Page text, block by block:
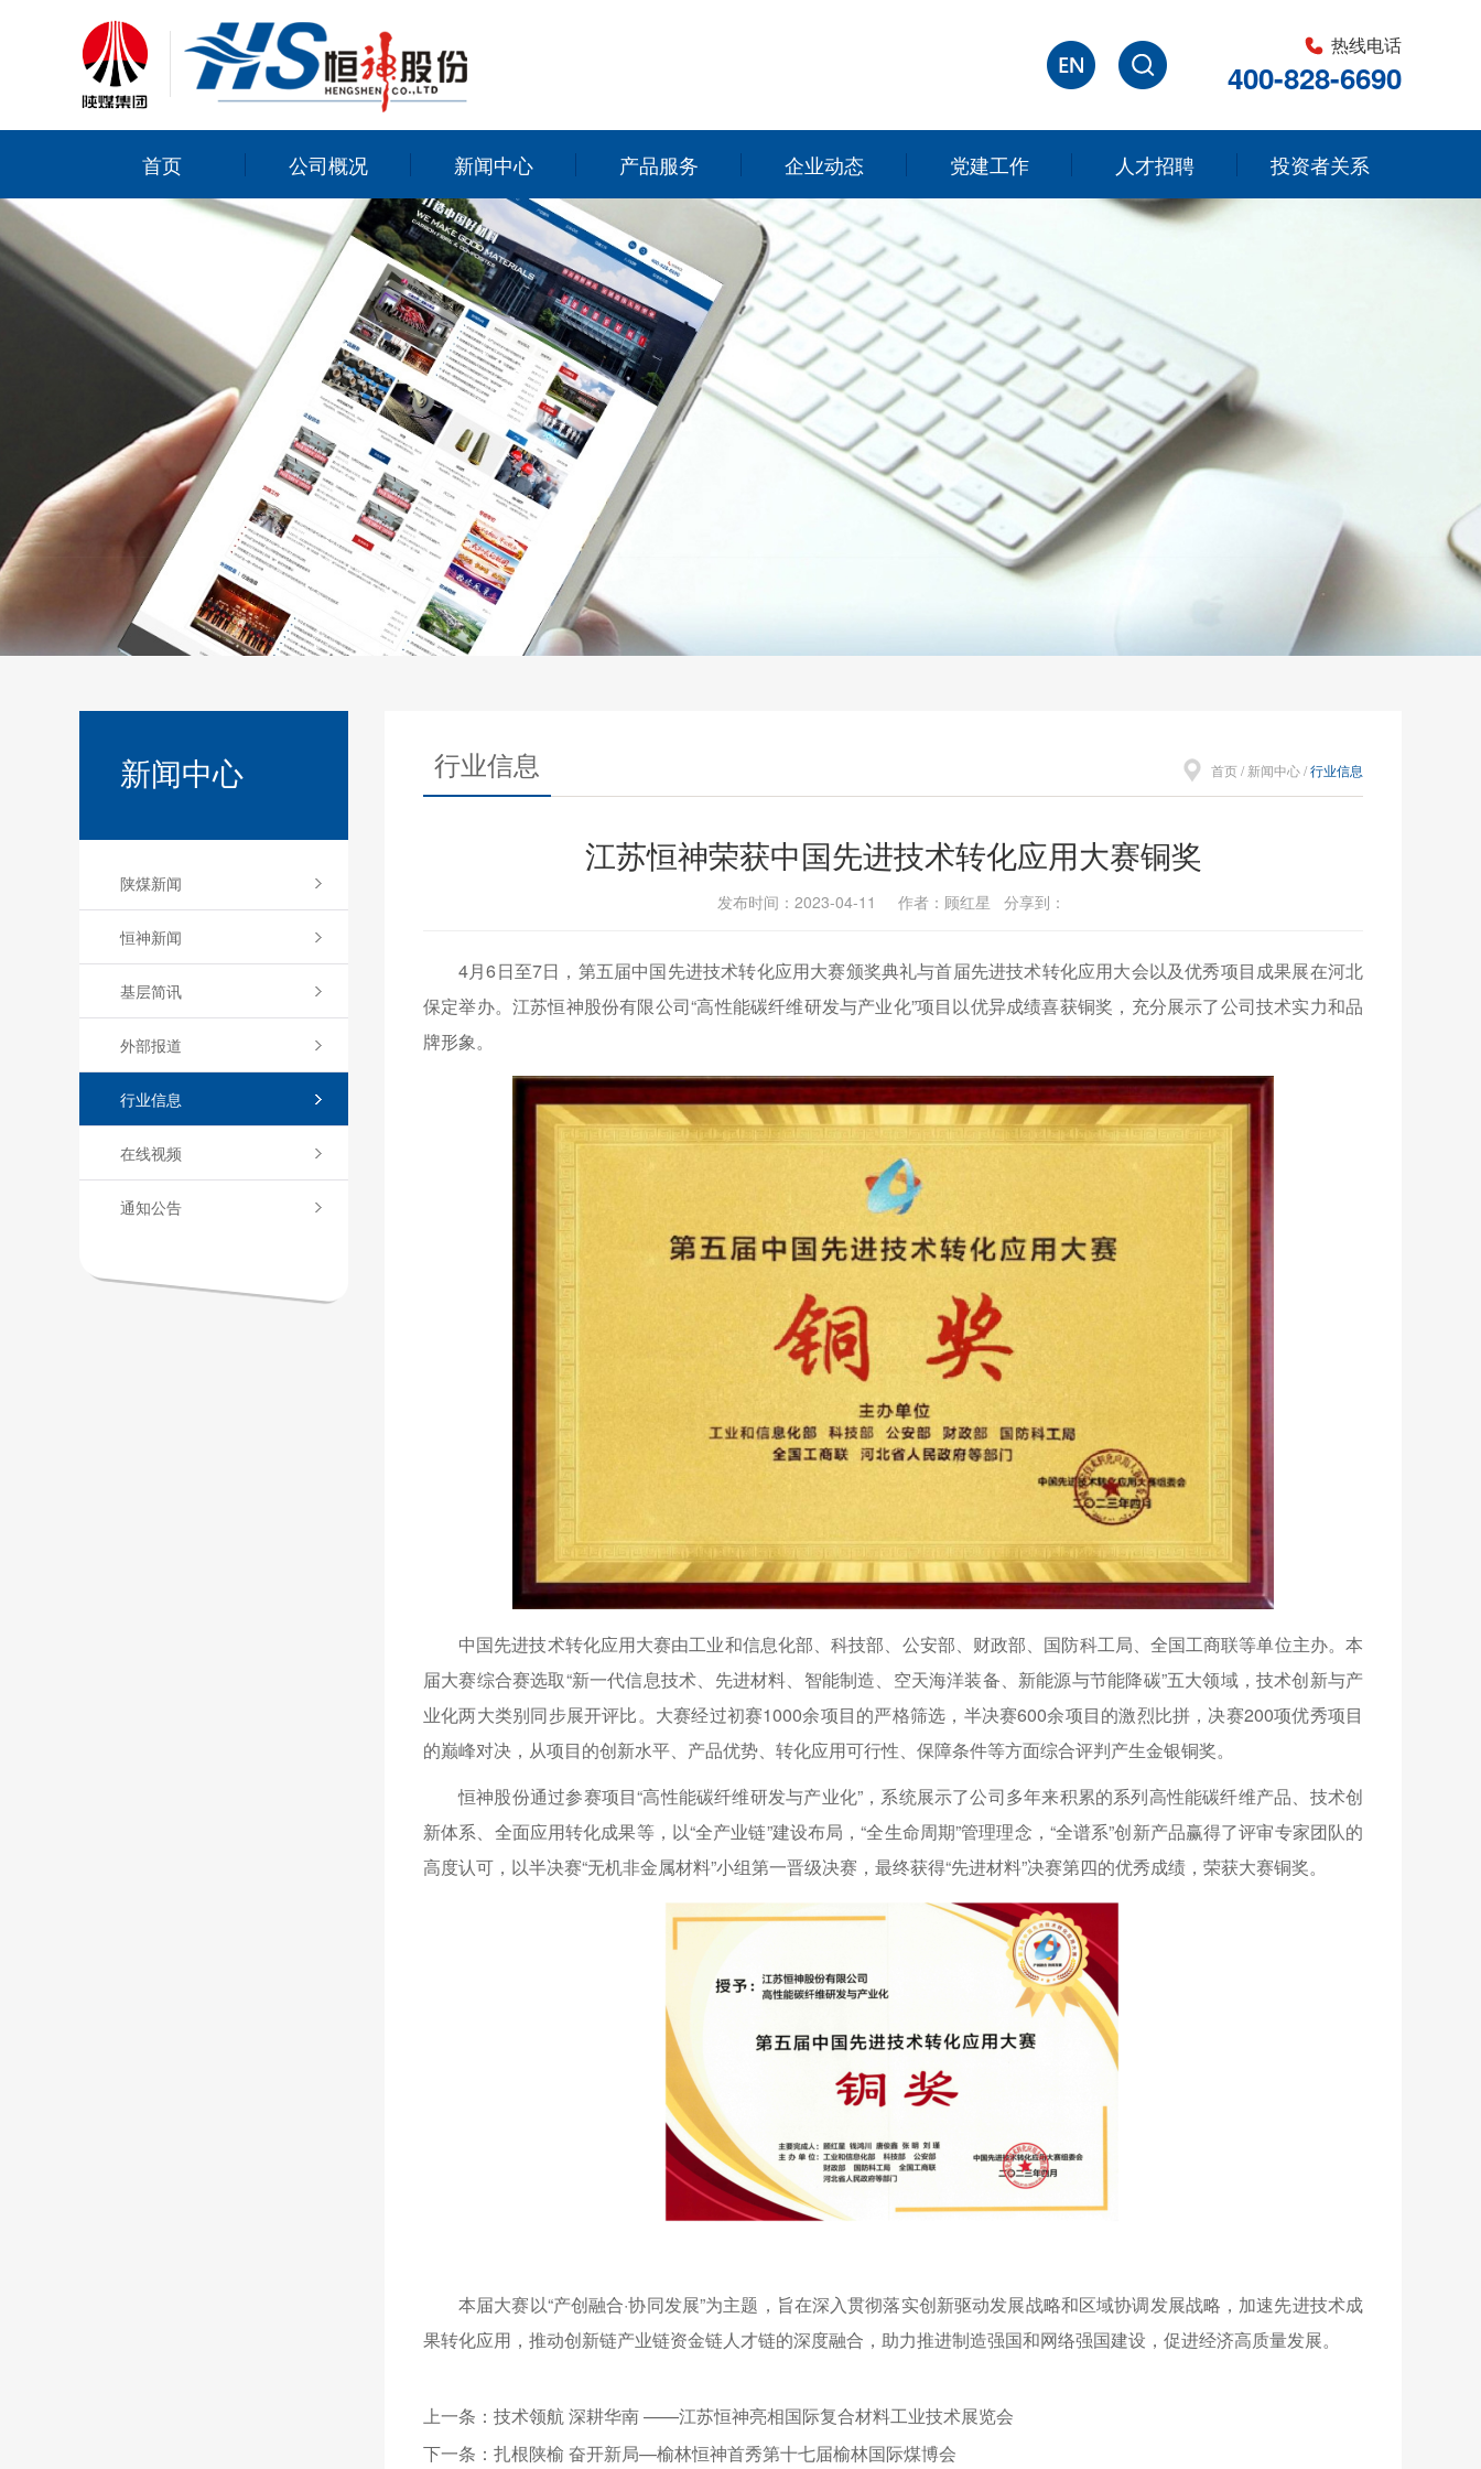
热线电话
400-828-6690
首页 公司概况 新闻中心 产品服务 企业动态 党建工作 人才招聘 投资者关系
新闻中心
陕煤新闻
恒神新闻
基层简讯
外部报道
行业信息
在线视频
通知公告
行业信息 首页/ 新闻中心/行业信息
江苏恒神荣获中国先进技术转化应用大赛铜奖
发布时间：2023-04-11 作者：顾红星 分享到：
4月6日至7日，第五届中国先进技术转化应用大赛颁奖典礼与首届先进技术转化应用大会以及优秀项目成果展在河北
保定举办。江苏恒神股份有限公司“高性能碳纤维研发与产业化”项目以优异成绩喜获铜奖，充分展示了公司技术实力和品
牌形象。
中国先进技术转化应用大赛由工业和信息化部、科技部、公安部、财政部、国防科工局、全国工商联等单位主办。本
届大赛综合赛选取“新一代信息技术、先进材料、智能制造、空天海洋装备、新能源与节能降碳”五大领域，技术创新与产
业化两大类别同步展开评比。大赛经过初赛1000余项目的严格筛选，半决赛600余项目的激烈比拼，决赛200项优秀项目
的巅峰对决，从项目的创新水平、产品优势、转化应用可行性、保障条件等方面综合评判产生金银铜奖。
恒神股份通过参赛项目“高性能碳纤维研发与产业化”，系统展示了公司多年来积累的系列高性能碳纤维产品、技术创
新体系、全面应用转化成果等，以“全产业链”建设布局，“全生命周期”管理理念，“全谱系”创新产品赢得了评审专家团队的
高度认可，以半决赛“无机非金属材料”小组第一晋级决赛，最终获得“先进材料”决赛第四的优秀成绩，荣获大赛铜奖。
本届大赛以“产创融合·协同发展”为主题，旨在深入贯彻落实创新驱动发展战略和区域协调发展战略，加速先进技术成
果转化应用，推动创新链产业链资金链人才链的深度融合，助力推进制造强国和网络强国建设，促进经济高质量发展。
上一条：技术领航 深耕华南 ——江苏恒神亮相国际复合材料工业技术展览会
下一条：扎根陕榆 奋开新局—榆林恒神首秀第十七届榆林国际煤博会